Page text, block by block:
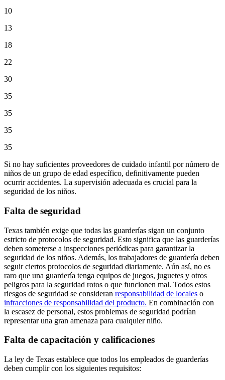
10
13
18
22
30
35
35
35
35
Si no hay suficientes proveedores de cuidado infantil por número de
niños de un grupo de edad específico, definitivamente pueden
ocurrir accidentes. La supervisión adecuada es crucial para la
seguridad de los niños.
Falta de seguridad
Texas también exige que todas las guarderías sigan un conjunto
estricto de protocolos de seguridad. Esto significa que las guarderías
deben someterse a inspecciones periódicas para garantizar la
seguridad de los niños. Además, los trabajadores de guardería deben
seguir ciertos protocolos de seguridad diariamente. Aún así, no es
raro que una guardería tenga equipos de juegos, juguetes y otros
peligros para la seguridad rotos o que funcionen mal. Todos estos
riesgos de seguridad se consideran responsabilidad de locales o
infracciones de responsabilidad del producto. En combinación con
la escasez de personal, estos problemas de seguridad podrían
representar una gran amenaza para cualquier niño.
Falta de capacitación y calificaciones
La ley de Texas establece que todos los empleados de guarderías
deben cumplir con los siguientes requisitos: